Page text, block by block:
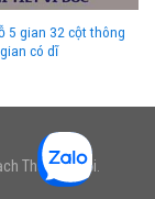
5 gian 32 cột thông
gian có dĩ
Thất, Hà Nội.